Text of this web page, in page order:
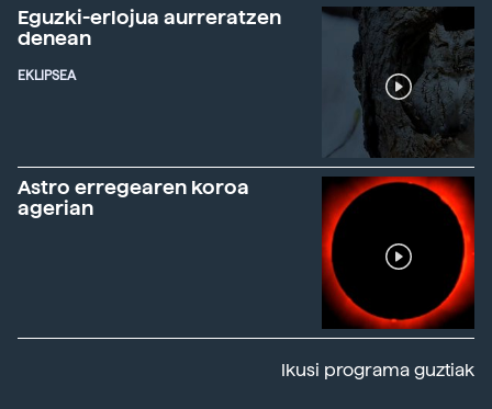
Eguzki-erlojua aurreratzen
denean
EKLIPSEA
Astro erregearen koroa
agerian
Ikusi programa guztiak